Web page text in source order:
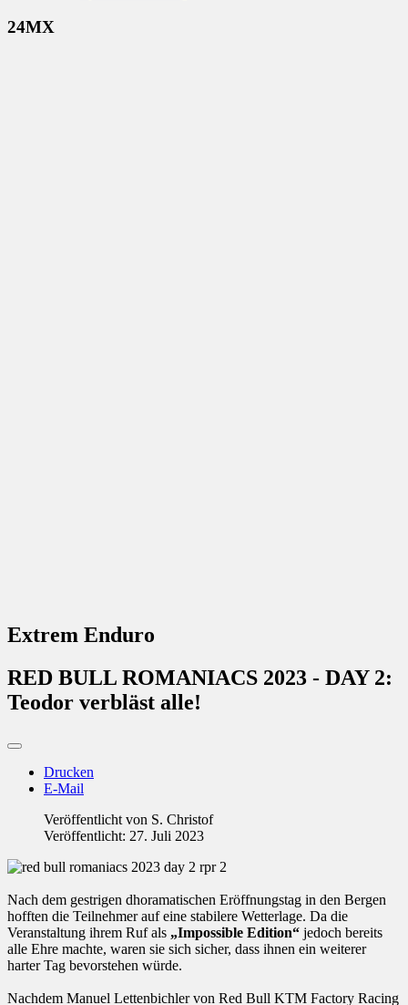
24MX
Extrem Enduro
RED BULL ROMANIACS 2023 - DAY 2:
Teodor verbläst alle!
Drucken
E-Mail
Veröffentlicht von S. Christof
Veröffentlicht: 27. Juli 2023
Nach dem gestrigen dhoramatischen Eröffnungstag in den Bergen
hofften die Teilnehmer auf eine stabilere Wetterlage. Da die
Veranstaltung ihrem Ruf als „Impossible Edition“ jedoch bereits
alle Ehre machte, waren sie sich sicher, dass ihnen ein weiterer
harter Tag bevorstehen würde.
Nachdem Manuel Lettenbichler von Red Bull KTM Factory Racing